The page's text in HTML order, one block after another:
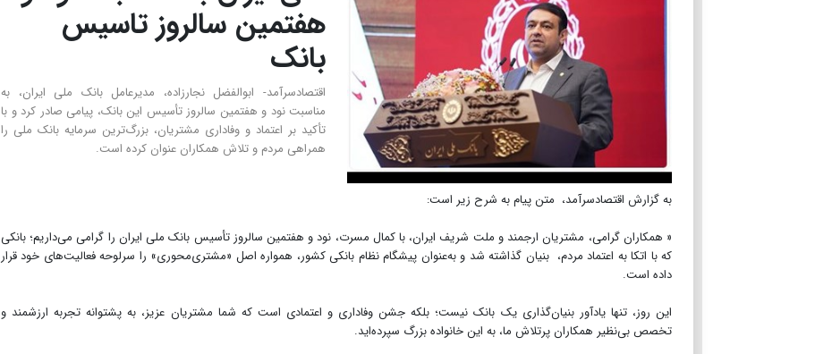
هفتمین سالروز تاسیس
بانک
اقتصادسرآمد- ابوالفضل نجارزاده، مدیرعامل بانک ملی ایران، به
مناسبت نود و هفتمین سالروز تأسیس این بانک، پیامی صادر کرد و با
تأکید بر اعتماد و وفاداری مشتریان، بزرگ‌ترین سرمایه بانک ملی را
همراهی مردم و تلاش همکاران عنوان کرده است.
به گزارش اقتصادسرآمد، متن پیام به شرح زیر است:
« همکاران گرامی، مشتریان ارجمند و ملت شریف ایران، با کمال مسرت، نود و هفتمین سالروز تأسیس بانک ملی ایران را گرامی می‌داریم؛ بانکی
که با اتکا به اعتماد مردم، بنیان گذاشته شد و به‌عنوان پیشگام نظام بانکی کشور، همواره اصل «مشتری‌محوری» را سرلوحه فعالیت‌های خود قرار
داده است.
این روز، تنها یادآور بنیان‌گذاری یک بانک نیست؛ بلکه جشن وفاداری و اعتمادی است که شما مشتریان عزیز، به پشتوانه تجربه ارزشمند و
تخصص بی‌نظیر همکاران پرتلاش ما، به این خانواده بزرگ سپرده‌اید.